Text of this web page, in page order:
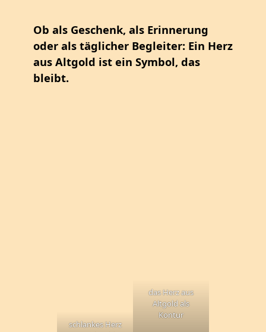
Ob als Geschenk, als Erinnerung
oder als täglicher Begleiter: Ein Herz
aus Altgold ist ein Symbol, das
bleibt.
schlankes Herz
das Herz aus
Altgold als
Kontur